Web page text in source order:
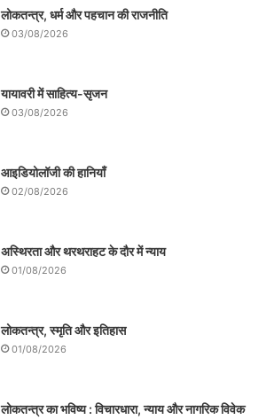
लोकतन्त्र, धर्म और पहचान की राजनीति
03/08/2026
यायावरी में साहित्य-सृजन
03/08/2026
आइडियोलॉजी की हानियाँ
02/08/2026
अस्थिरता और थरथराहट के दौर में न्याय
01/08/2026
लोकतन्त्र, स्मृति और इतिहास
01/08/2026
लोकतन्त्र का भविष्य : विचारधारा, न्याय और नागरिक विवेक